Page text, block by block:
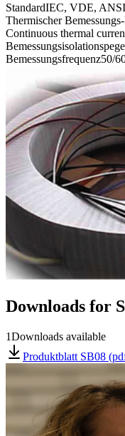
StandardIEC, VDE,
Thermischer
Continuous thermal
Bemessungsfrequenz50/
Downloads for
1Downloads available
Produktblatt SB08